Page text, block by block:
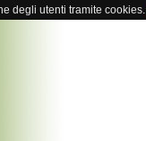
degli utenti tramite cookies.